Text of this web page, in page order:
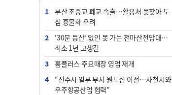
1
부산 초중교 폐교 속출…활용처 못찾아 도
심 흉물화 우려
2
‘30분 등산’ 없인 못 가는 천마산전망대…
최소 1년 고생길
3
홈플러스 주요매장 영업 재개
4
“진주시 일부 부서 원도심 이전…사천시와
우주항공산업 협력”